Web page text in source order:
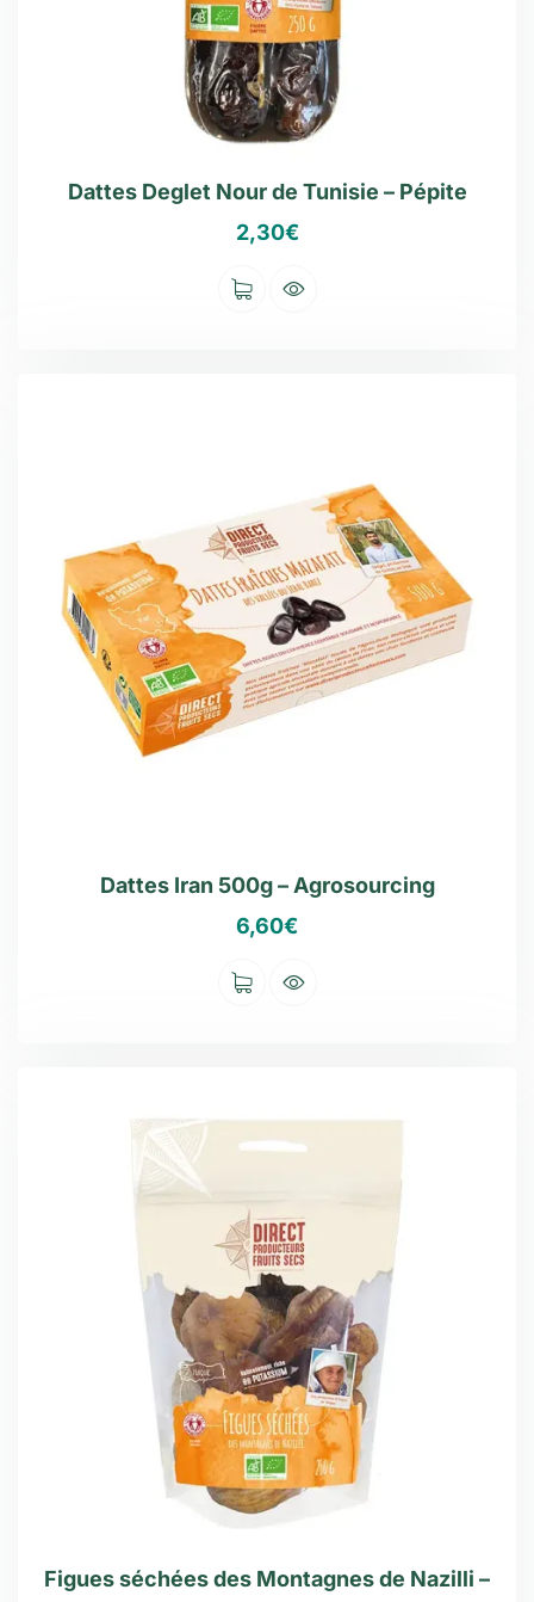
Dattes Deglet Nour de Tunisie – Pépite
2,30€
Dattes Iran 500g – Agrosourcing
6,60€
Figues séchées des Montagnes de Nazilli –